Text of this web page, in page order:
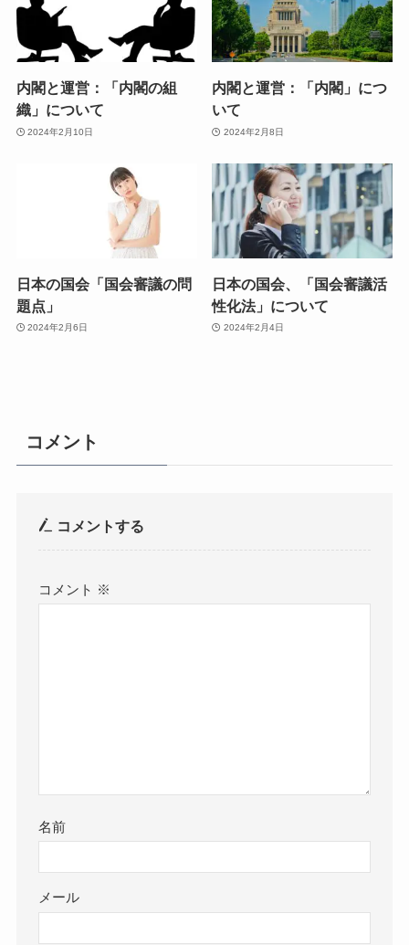
内閣と運営：「内閣の組
織」について
2024年2月10日
内閣と運営：「内閣」につ
いて
2024年2月8日
日本の国会「国会審議の問
題点」
2024年2月6日
日本の国会、「国会審議活
性化法」について
2024年2月4日
コメント
コメントする
コメント ※
名前
メール